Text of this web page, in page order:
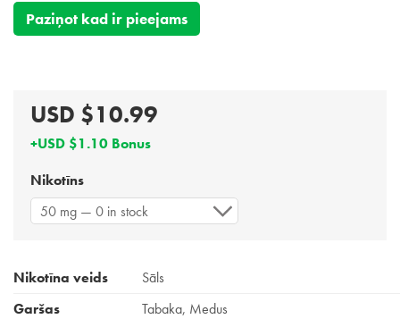
Paziņot kad ir pieejams
USD $10.99
+USD $1.10 Bonus
Nikotīns
50 mg — 0 in stock
Nikotīna veids
Sāls
Garšas
Tabaka, Medus